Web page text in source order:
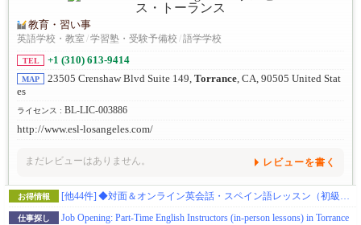
教育・習い事
英語学校・教室 /学習塾・受験予備校 /語学学校
TEL +1 (310) 613-9414
MAP 23505 Crenshaw Blvd Suite 149, Torrance, CA, 90505 United Stat
es
ライセンス : BL-LIC-003886
http://www.esl-losangeles.com/
まだレビューはありません。 レビューを書く
お得情報 [他44件] ◆対面＆オンライン英会話・スペイン語レッスン（初級・中級・上級レベル）※お試しクーポンあり
仕事探し Job Opening: Part-Time English Instructors (in-person lessons) in Torrance